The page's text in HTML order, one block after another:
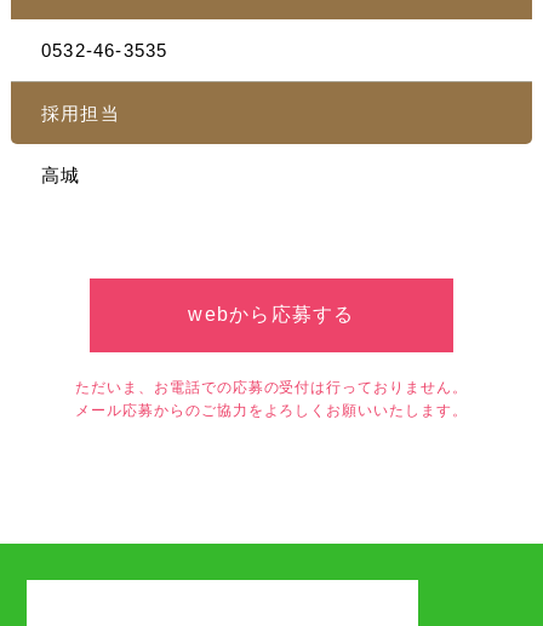
0532-46-3535
採用担当
高城
webから応募する
ただいま、お電話での応募の受付は行っておりません。
メール応募からのご協力をよろしくお願いいたします。